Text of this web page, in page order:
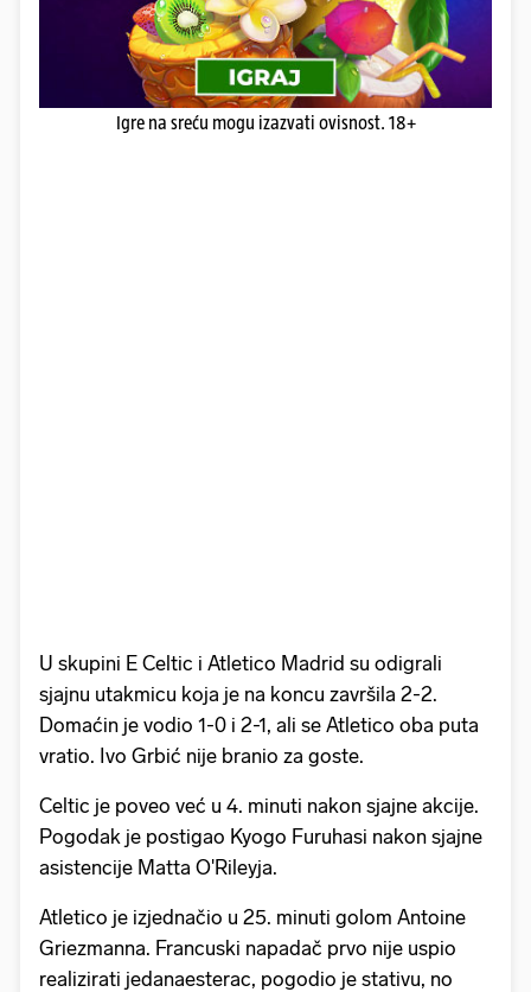
Igre na sreću mogu izazvati ovisnost. 18+
U skupini E Celtic i Atletico Madrid su odigrali
sjajnu utakmicu koja je na koncu završila 2-2.
Domaćin je vodio 1-0 i 2-1, ali se Atletico oba puta
vratio. Ivo Grbić nije branio za goste.
Celtic je poveo već u 4. minuti nakon sjajne akcije.
Pogodak je postigao Kyogo Furuhasi nakon sjajne
asistencije Matta O'Rileyja.
Atletico je izjednačio u 25. minuti golom Antoine
Griezmanna. Francuski napadač prvo nije uspio
realizirati jedanaesterac, pogodio je stativu, no